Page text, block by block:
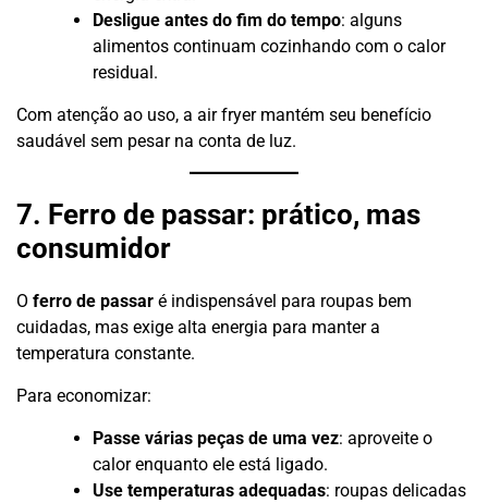
Desligue antes do fim do tempo: alguns
alimentos continuam cozinhando com o calor
residual.
Com atenção ao uso, a air fryer mantém seu benefício
saudável sem pesar na conta de luz.
7. Ferro de passar: prático, mas
consumidor
O ferro de passar é indispensável para roupas bem
cuidadas, mas exige alta energia para manter a
temperatura constante.
Para economizar:
Passe várias peças de uma vez: aproveite o
calor enquanto ele está ligado.
Use temperaturas adequadas: roupas delicadas